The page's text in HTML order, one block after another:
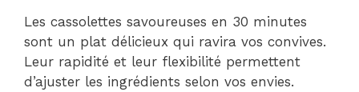
Les cassolettes savoureuses en 30 minutes
sont un plat délicieux qui ravira vos convives.
Leur rapidité et leur flexibilité permettent
d’ajuster les ingrédients selon vos envies.